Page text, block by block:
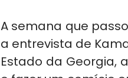
A semana que
a entrevista de
Estado da Georgia,